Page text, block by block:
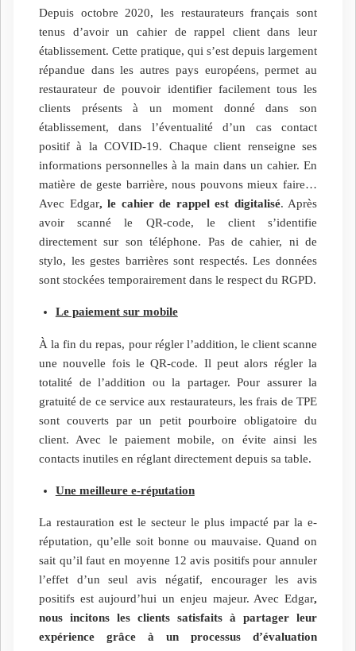
Depuis octobre 2020, les restaurateurs français sont
tenus d’avoir un cahier de rappel client dans leur
établissement. Cette pratique, qui s’est depuis largement
répandue dans les autres pays européens, permet au
restaurateur de pouvoir identifier facilement tous les
clients présents à un moment donné dans son
établissement, dans l’éventualité d’un cas contact
positif à la COVID-19. Chaque client renseigne ses
informations personnelles à la main dans un cahier. En
matière de geste barrière, nous pouvons mieux faire…
Avec Edgar, le cahier de rappel est digitalisé. Après
avoir scanné le QR-code, le client s’identifie
directement sur son téléphone. Pas de cahier, ni de
stylo, les gestes barrières sont respectés. Les données
sont stockées temporairement dans le respect du RGPD.
Le paiement sur mobile
À la fin du repas, pour régler l’addition, le client scanne
une nouvelle fois le QR-code. Il peut alors régler la
totalité de l’addition ou la partager. Pour assurer la
gratuité de ce service aux restaurateurs, les frais de TPE
sont couverts par un petit pourboire obligatoire du
client. Avec le paiement mobile, on évite ainsi les
contacts inutiles en réglant directement depuis sa table.
Une meilleure e-réputation
La restauration est le secteur le plus impacté par la e-
réputation, qu’elle soit bonne ou mauvaise. Quand on
sait qu’il faut en moyenne 12 avis positifs pour annuler
l’effet d’un seul avis négatif, encourager les avis
positifs est aujourd’hui un enjeu majeur. Avec Edgar,
nous incitons les clients satisfaits à partager leur
expérience grâce à un processus d’évaluation